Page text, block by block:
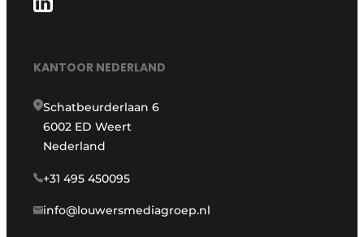
KANTOOR NEDERLAND
Schatbeurderlaan 6
6002 ED Weert
Nederland
+31 495 450095
info@louwersmediagroep.nl